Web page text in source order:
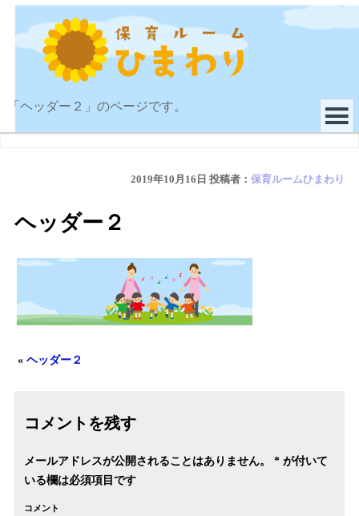
「ヘッダー２」のページです。
2019年10月16日 投稿者：保育ルームひまわり
ヘッダー２
«ヘッダー２
コメントを残す
メールアドレスが公開されることはありません。 * が付いて
いる欄は必須項目です
コメント